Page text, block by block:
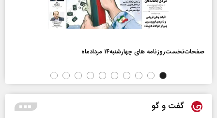
صفحات‌نخست‌روزنامه ها‌ی چهارشنبه‌۱۴ مردادماه
گفت و گو